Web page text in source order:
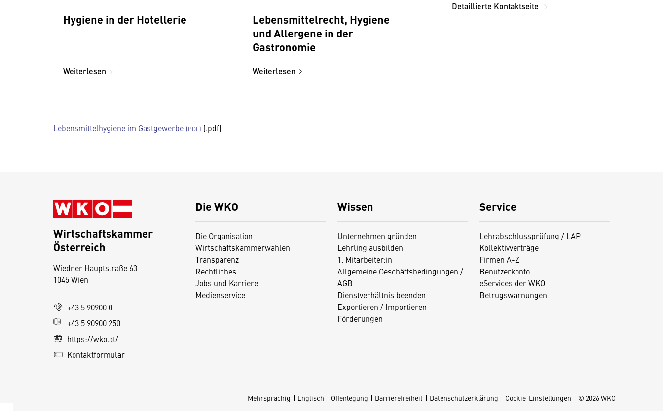
Hygiene in der Hotellerie
Weiterlesen
Lebensmittelrecht, Hygiene
und Allergene in der
Gastronomie
Weiterlesen
Lebensmittelhygiene im Gastgewerbe (.pdf)
Detaillierte Kontaktseite
Die WKO
Die Organisation
Wirtschaftskammerwahlen
Transparenz
Rechtliches
Jobs und Karriere
Medienservice
Wissen
Unternehmen gründen
Lehrling ausbilden
1. Mitarbeiter:in
Allgemeine Geschäftsbedingungen /
AGB
Dienstverhältnis beenden
Exportieren / Importieren
Förderungen
Service
Lehrabschlussprüfung / LAP
Kollektivverträge
Firmen A-Z
Benutzerkonto
eServices der WKO
Betrugswarnungen
Wirtschaftskammer
Österreich
Wiedner Hauptstraße 63
1045 Wien
+43 5 90900 0
+43 5 90900 250
https://wko.at/
Kontaktformular
Mehrsprachig Englisch Offenlegung Barrierefreiheit Datenschutzerklärung Cookie-Einstellungen © 2026 WKO